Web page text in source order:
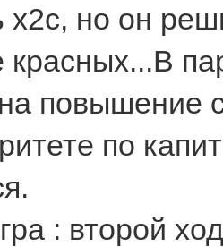
х2с, но он
повышение
по
: второй